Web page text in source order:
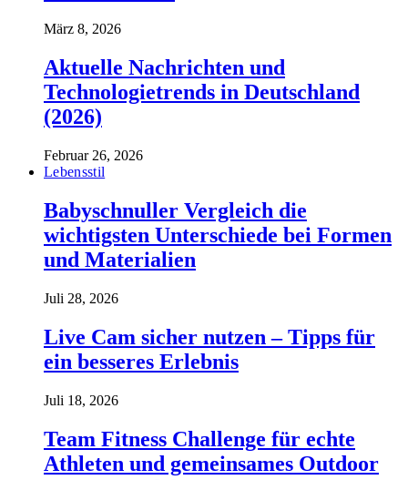
März 8, 2026
Aktuelle Nachrichten und
Technologietrends in Deutschland
(2026)
Februar 26, 2026
Lebensstil
Babyschnuller Vergleich die
wichtigsten Unterschiede bei Formen
und Materialien
Juli 28, 2026
Live Cam sicher nutzen – Tipps für
ein besseres Erlebnis
Juli 18, 2026
Team Fitness Challenge für echte
Athleten und gemeinsames Outdoor